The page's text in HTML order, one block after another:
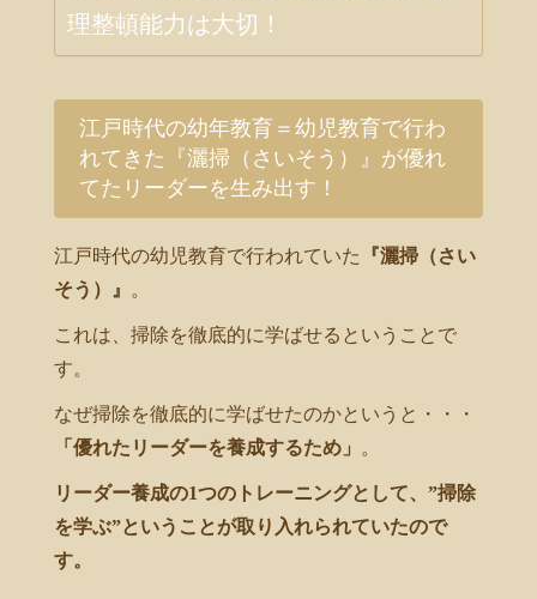
理整頓能力は大切！
江戸時代の幼年教育＝幼児教育で行わ
れてきた『灑掃（さいそう）』が優れ
てたリーダーを生み出す！
江戸時代の幼児教育で行われていた
『灑掃（さい
そう）』
。
これは、掃除を徹底的に学ばせるということで
す。
なぜ掃除を徹底的に学ばせたのかというと・・・
「優れたリーダーを養成するため」
。
リーダー養成の1つのトレーニングとして、”掃除
を学ぶ”ということが取り入れられていたので
す。